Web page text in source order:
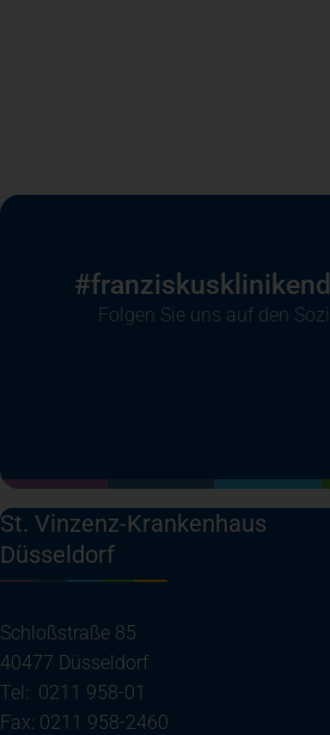
Folgen Sie uns auf den
St. Vinzenz-Krankenhaus
Düsseldorf
Schloßstraße 85
40477 Düsseldorf
Tel: 0211 958-01
Fax: 0211 958-2460